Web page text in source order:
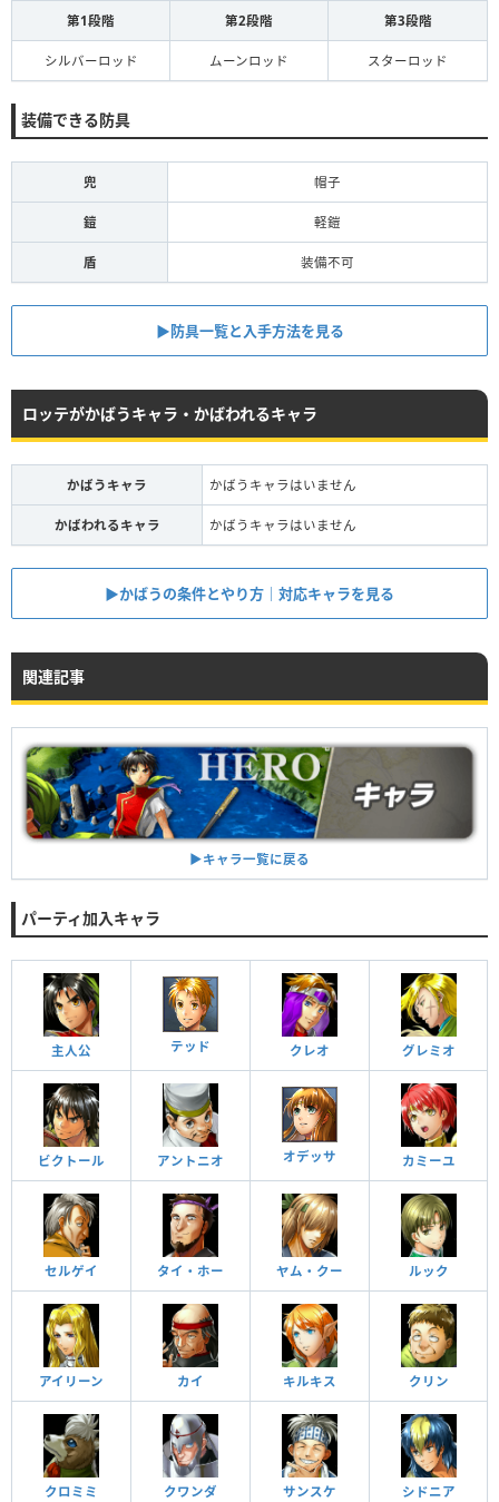
第1段階 第2段階 第3段階
シルバーロッド ムーンロッド スターロッド
装備できる防具
兜 帽子
鎧 軽鎧
盾 装備不可
▶︎防具一覧と入手方法を見る
ロッテがかばうキャラ・かばわれるキャラ
かばうキャラ かばうキャラはいません
かばわれるキャラ かばうキャラはいません
▶︎かばうの条件とやり方｜対応キャラを見る
関連記事
▶︎キャラ一覧に戻る
パーティ加入キャラ
主人公 テッド クレオ グレミオ
ビクトール アントニオ オデッサ カミーユ
セルゲイ タイ・ホー ヤム・クー ルック
アイリーン カイ キルキス クリン
クロミミ クワンダ サンスケ シドニア